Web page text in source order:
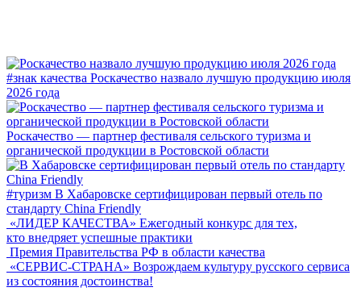
#знак качества Роскачество назвало лучшую продукцию июля
2026 года
Роскачество — партнер фестиваля сельского туризма и
органической продукции в Ростовской области
#туризм В Хабаровске сертифицирован первый отель по
стандарту China Friendly
«ЛИДЕР КАЧЕСТВА» Ежегодный конкурс для тех,
кто внедряет успешные практики
Премия Правительства РФ в области качества
«СЕРВИС-СТРАНА» Возрождаем культуру русского сервиса
из состояния достоинства!